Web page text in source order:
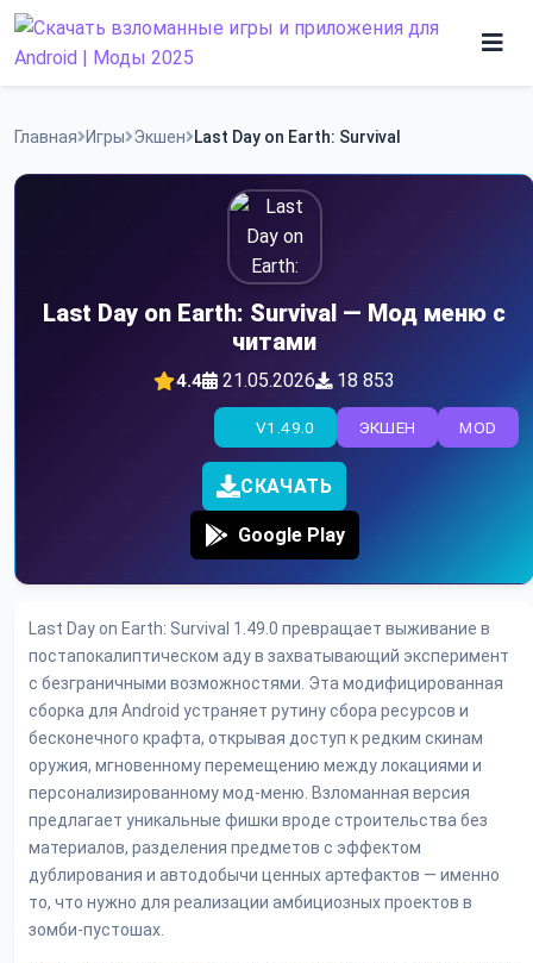
Skip
Программы
Главная Игры Экшен Last Day on Earth: Survival
Last Day on Earth: Survival — Мод меню с
читами
4.4 21.05.2026 18 853
MOD
ЭКШЕН
V1.49.0
СКАЧАТЬ
Google Play
Last Day on Earth: Survival 1.49.0 превращает выживание в
постапокалиптическом аду в захватывающий эксперимент
с безграничными возможностями. Эта модифицированная
сборка для Android устраняет рутину сбора ресурсов и
бесконечного крафта, открывая доступ к редким скинам
оружия, мгновенному перемещению между локациями и
персонализированному мод-меню. Взломанная версия
предлагает уникальные фишки вроде строительства без
материалов, разделения предметов с эффектом
дублирования и автодобычи ценных артефактов — именно
то, что нужно для реализации амбициозных проектов в
зомби-пустошах.